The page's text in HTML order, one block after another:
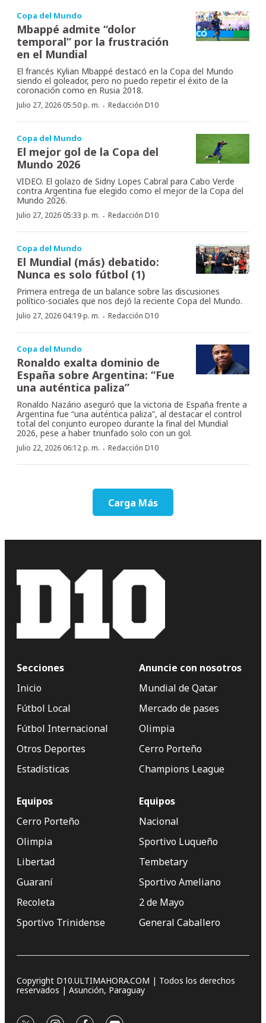
Copa del Mundo
Mbappé admite “dolor
temporal” por la frustración
en el Mundial
El francés Kylian Mbappé destacó en la Copa del Mundo
siendo el goleador, pero no puedo repetir el éxito de la
coronación como en Rusia 2018.
Julio 27, 2026 05:50 p. m. · Redacción D10
Copa del Mundo
El mejor gol de la Copa del
Mundo 2026
VIDEO. El golazo de Sidny Lopes Cabral para Cabo Verde
contra Argentina fue elegido como el mejor de la Copa del
Mundo 2026.
Julio 27, 2026 05:33 p. m. · Redacción D10
Copa del Mundo
El Mundial (más) debatido:
Nunca es solo fútbol (1)
Primera entrega de un balance sobre las discusiones
político-sociales que nos dejó la reciente Copa del Mundo.
Julio 27, 2026 04:19 p. m. · Redacción D10
Copa del Mundo
Ronaldo exalta dominio de
España sobre Argentina: “Fue
una auténtica paliza”
Ronaldo Nazário aseguró que la victoria de España frente a
Argentina fue “una auténtica paliza”, al destacar el control
total del conjunto europeo durante la final del Mundial
2026, pese a haber triunfado solo con un gol.
Julio 22, 2026 06:12 p. m. · Redacción D10
Carga Más
Secciones
Inicio
Fútbol Local
Fútbol Internacional
Otros Deportes
Estadísticas
Anuncie con nosotros
Mundial de Qatar
Mercado de pases
Olimpia
Cerro Porteño
Champions League
Equipos
Cerro Porteño
Olimpia
Libertad
Guaraní
Recoleta
Sportivo Trinidense
Equipos
Nacional
Sportivo Luqueño
Tembetary
Sportivo Ameliano
2 de Mayo
General Caballero
Copyright D10.ULTIMAHORA.COM | Todos los derechos
reservados | Asunción, Paraguay